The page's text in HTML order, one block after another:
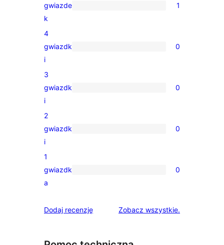
1
recenzja
5-
gwiazdkowa
gwiazde
k
1
0
recenzji
4-
gwiazdkowych
4
gwiazdk
i
0
0
recenzji
3-
gwiazdkowych
3
gwiazdk
i
0
0
recenzji
2-
gwiazdkowych
2
gwiazdk
i
0
0
recenzji
gwiazdkowych
1
gwiazdk
a
0
Dodaj recenzję Zobacz wszystkierecenzje
.